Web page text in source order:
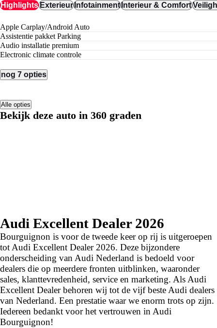
HighlightsExterieurInfotainmentInterieur & Comfort
Apple Carplay/Android Auto
Assistentie pakket Parking
audio installatie premium
electronic climate controle
nog 7 opties
Alle opties
Bekijk deze auto in 360 graden
Audi Excellent Dealer 2026
Bourguignon is voor de tweede keer op rij is uitgeroepen
tot Audi Excellent Dealer 2026. Deze bijzondere
onderscheiding van Audi Nederland is bedoeld voor
dealers die op meerdere fronten uitblinken, waaronder
sales, klanttevredenheid, service en marketing. Als Audi
Excellent Dealer behoren wij tot de vijf beste Audi dealers
van Nederland. Een prestatie waar we enorm trots op zijn.
Iedereen bedankt voor het vertrouwen in Audi
Bourguignon!